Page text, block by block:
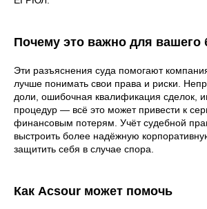
Почему это важно для вашего
Эти разъяснения суда помогают
лучше понимать свои права и риски.
доли, ошибочная квалификация сделок,
процедур — всё это может привести к
финансовым потерям. Учёт судебной
выстроить более надёжную
защитить себя в случае спора.
Как Acsour может помочь